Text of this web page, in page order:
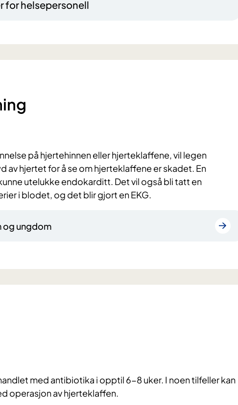
for helsepersonell
på hjertehinnen eller hjerteklaffene, vil legen
av hjertet for å se om hjerteklaffene er skadet. En
utelukke endokarditt. Det vil også bli tatt en
i blodet, og det blir gjort en EKG.
og ungdom
med antibiotika i opptil 6-8 uker. I noen tilfeller kan
operasjon av hjerteklaffen.